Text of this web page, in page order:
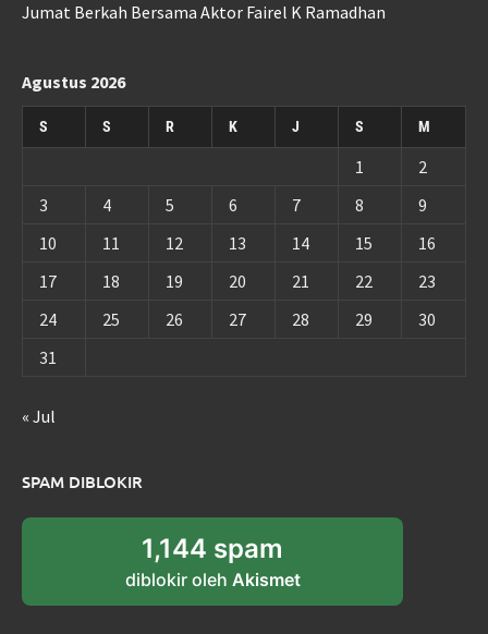
Jumat Berkah Bersama Aktor Fairel K Ramadhan
Agustus 2026
S S R K J S M
1
2
3
4 5 6 7 8
9
10
11 12 13 14 15
16
17
18 19 20 21 22
23
24
25 26 27 28 29
30
31
« Jul
SPAM DIBLOKIR
1,144 spam
diblokir oleh Akismet